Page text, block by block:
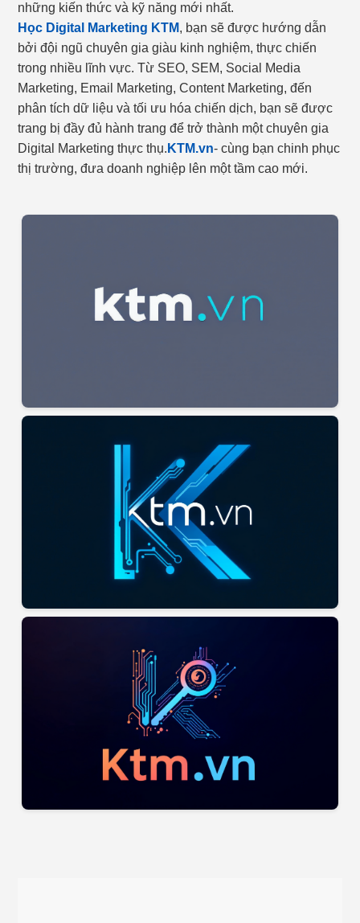
những kiến thức và kỹ năng mới nhất.
Học Digital Marketing KTM, bạn sẽ được hướng dẫn
bởi đội ngũ chuyên gia giàu kinh nghiệm, thực chiến
trong nhiều lĩnh vực. Từ SEO, SEM, Social Media
Marketing, Email Marketing, Content Marketing, đến
phân tích dữ liệu và tối ưu hóa chiến dịch, bạn sẽ được
trang bị đầy đủ hành trang để trở thành một chuyên gia
Digital Marketing thực thụ. KTM.vn- cùng bạn chinh phục
thị trường, đưa doanh nghiệp lên một tầm cao mới.